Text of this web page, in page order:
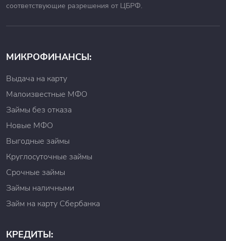
соответствующие разрешения от ЦБРФ.
МИКРОФИНАНСЫ:
Выдача на карту
Малоизвестные МФО
Займы без отказа
Новые МФО
Выгодные займы
Круглосуточные займы
Срочные займы
Займы наличными
Займ на карту Сбербанка
КРЕДИТЫ: